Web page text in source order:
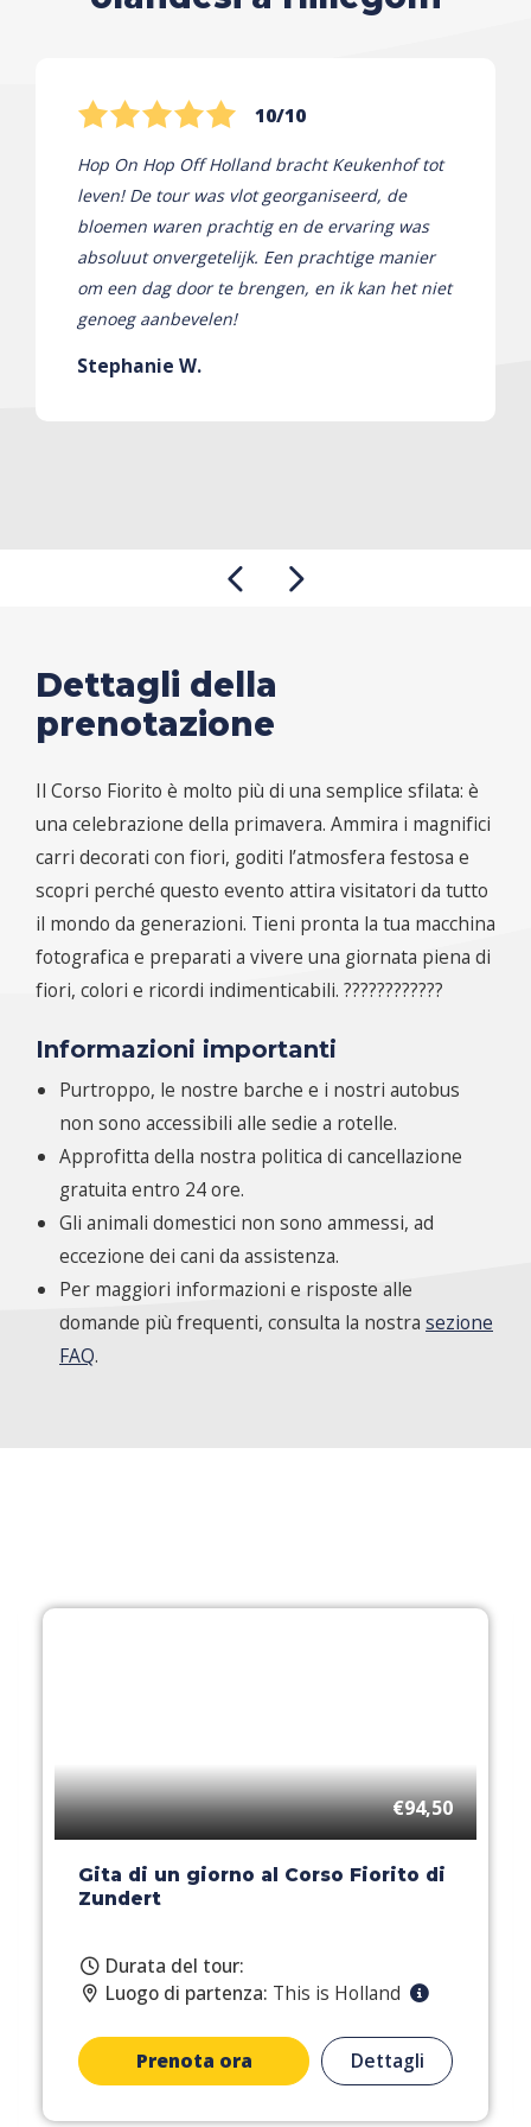
10/10
Hop On Hop Off Holland bracht Keukenhof tot
leven! De tour was vlot georganiseerd, de
bloemen waren prachtig en de ervaring was
absoluut onvergetelijk. Een prachtige manier
om een ​​dag door te brengen, en ik kan het niet
genoeg aanbevelen!
Stephanie W.
Dettagli della
prenotazione
Il Corso Fiorito è molto più di una semplice sfilata: è
una celebrazione della primavera. Ammira i magnifici
carri decorati con fiori, goditi l’atmosfera festosa e
scopri perché questo evento attira visitatori da tutto
il mondo da generazioni. Tieni pronta la tua macchina
fotografica e preparati a vivere una giornata piena di
fiori, colori e ricordi indimenticabili. ????????????
Informazioni importanti
Purtroppo, le nostre barche e i nostri autobus
non sono accessibili alle sedie a rotelle.
Approfitta della nostra politica di cancellazione
gratuita entro 24 ore.
Gli animali domestici non sono ammessi, ad
eccezione dei cani da assistenza.
Per maggiori informazioni e risposte alle
domande più frequenti, consulta la nostra sezione
FAQ.
€94,50
Gita di un giorno al Corso Fiorito di
Zundert
Durata del tour:
Luogo di partenza: This is Holland
Prenota ora Dettagli